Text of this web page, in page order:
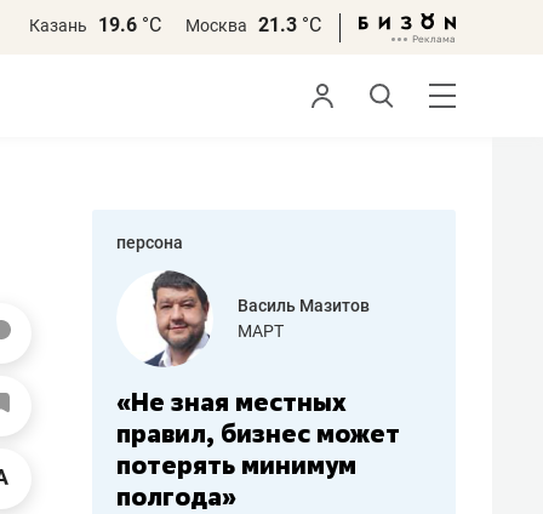
Казань 19.6 °С Москва 21.3 °С
персона
работа
Василь Мазитов
МАРТ
«Не зная местных
правил, бизнес может
потерять минимум
полгода»